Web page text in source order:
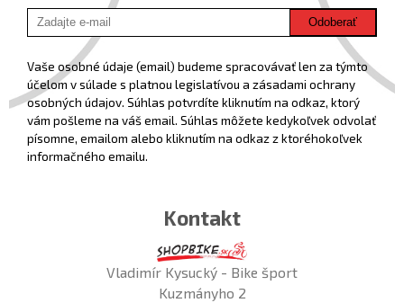
Odoberať
Vaše osobné údaje (email) budeme spracovávať len za týmto
účelom v súlade s platnou legislatívou a zásadami ochrany
osobných údajov. Súhlas potvrdíte kliknutím na odkaz, ktorý
vám pošleme na váš email. Súhlas môžete kedykoľvek odvolať
písomne, emailom alebo kliknutím na odkaz z ktoréhokoľvek
informačného emailu.
Kontakt
Vladimír Kysucký - Bike šport
Kuzmányho 2